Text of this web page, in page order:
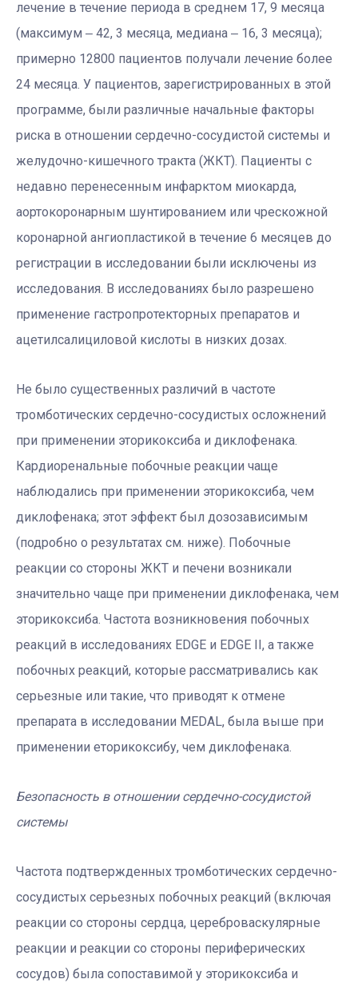
лечение в течение периода в среднем 17, 9 месяца
(максимум ‒ 42, 3 месяца, медиана ‒ 16, 3 месяца);
примерно 12800 пациентов получали лечение более
24 месяца. У пациентов, зарегистрированных в этой
программе, были различные начальные факторы
риска в отношении сердечно-сосудистой системы и
желудочно-кишечного тракта (ЖКТ). Пациенты с
недавно перенесенным инфарктом миокарда,
аортокоронарным шунтированием или чрескожной
коронарной ангиопластикой в течение 6 месяцев до
регистрации в исследовании были исключены из
исследования. В исследованиях было разрешено
применение гастропротекторных препаратов и
ацетилсалициловой кислоты в низких дозах.
Не было существенных различий в частоте
тромботических сердечно-сосудистых осложнений
при применении эторикоксиба и диклофенака.
Кардиоренальные побочные реакции чаще
наблюдались при применении эторикоксиба, чем
диклофенака; этот эффект был дозозависимым
(подробно о результатах см. ниже). Побочные
реакции со стороны ЖКТ и печени возникали
значительно чаще при применении диклофенака, чем
эторикоксиба. Частота возникновения побочных
реакций в исследованиях EDGE и EDGE II, а также
побочных реакций, которые рассматривались как
серьезные или такие, что приводят к отмене
препарата в исследовании MEDAL, была выше при
применении еторикоксибу, чем диклофенака.
Безопасность в отношении сердечно-сосудистой
системы
Частота подтвержденных тромботических сердечно-
сосудистых серьезных побочных реакций (включая
реакции со стороны сердца, цереброваскулярные
реакции и реакции со стороны периферических
сосудов) была сопоставимой у эторикоксиба и